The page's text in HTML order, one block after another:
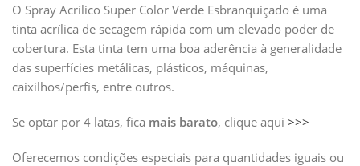
O Spray Acrílico Super Color Verde Esbranquiçado é uma
tinta acrílica de secagem rápida com um elevado poder de
cobertura. Esta tinta tem uma boa aderência à generalidade
das superfícies metálicas, plásticos, máquinas,
caixilhos/perfis, entre outros.
Se optar por 4 latas, fica mais barato, clique aqui>>>
Oferecemos condições especiais para quantidades iguais ou